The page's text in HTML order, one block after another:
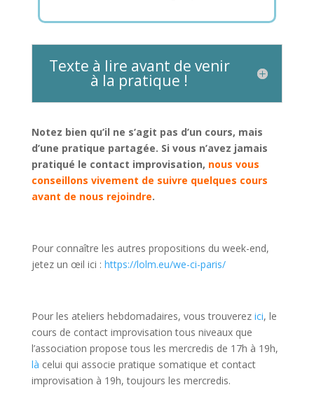
Texte à lire avant de venir
à la pratique !
Notez bien qu’il ne s’agit pas d’un cours, mais
d’une pratique partagée. Si vous n’avez jamais
pratiqué le contact improvisation, nous vous
conseillons vivement de suivre quelques cours
avant de nous rejoindre.
Pour connaître les autres propositions du week-end,
jetez un œil ici : https://lolm.eu/we-ci-paris/
Pour les ateliers hebdomadaires, vous trouverez ici, le
cours de contact improvisation tous niveaux que
l’association propose tous les mercredis de 17h à 19h,
là celui qui associe pratique somatique et contact
improvisation à 19h, toujours les mercredis.